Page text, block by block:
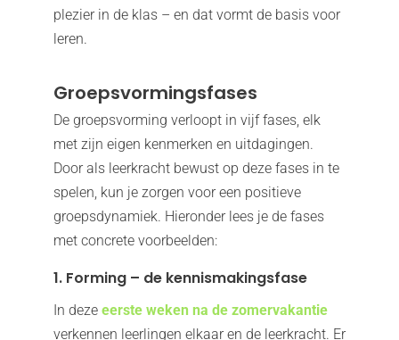
plezier in de klas – en dat vormt de basis voor
leren.
Groepsvormingsfases
De groepsvorming verloopt in vijf fases, elk
met zijn eigen kenmerken en uitdagingen.
Door als leerkracht bewust op deze fases in te
spelen, kun je zorgen voor een positieve
groepsdynamiek. Hieronder lees je de fases
met concrete voorbeelden:
1. Forming – de kennismakingsfase
In deze eerste weken na de zomervakantie
verkennen leerlingen elkaar en de leerkracht. Er